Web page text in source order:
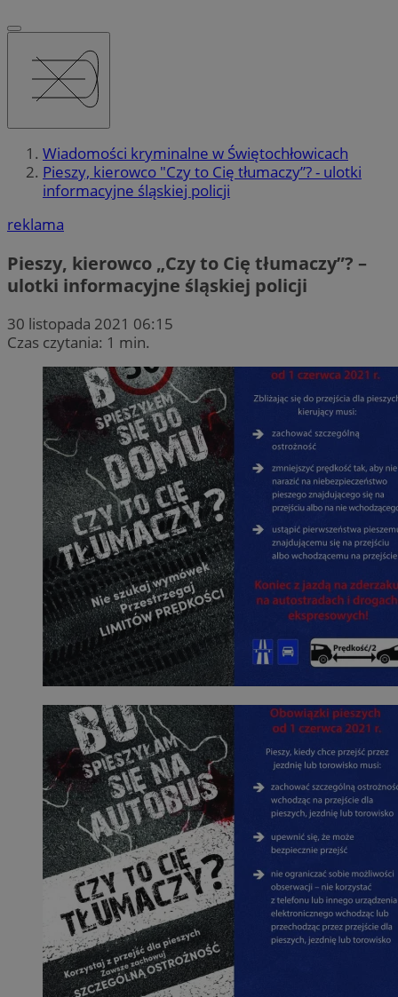
Wiadomości kryminalne w Świętochłowicach
Pieszy, kierowco "Czy to Cię tłumaczy”? - ulotki
informacyjne śląskiej policji
reklama
Pieszy, kierowco „Czy to Cię tłumaczy”? –
ulotki informacyjne śląskiej policji
30 listopada 2021 06:15
Czas czytania: 1 min.